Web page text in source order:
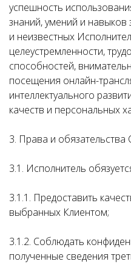
успешность
знаний, умений и навыков
и неизвестных
целеустремленности,
способностей,
посещения онлайн-
интеллектуального
качеств и персональных
3. Права и обязательства
3.1. Исполнитель
3.1.1. Предоставить
выбранных Клиентом;
3.1.2. Соблюдать
полученные сведения